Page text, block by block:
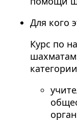
Для кого
Курс по